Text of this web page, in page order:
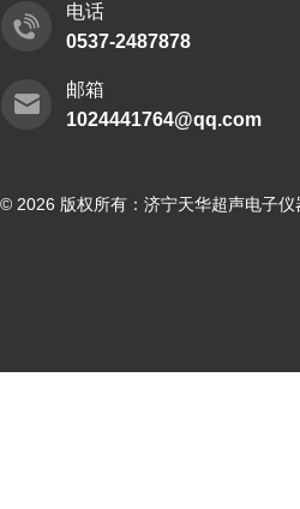
电话
0537-2487878
邮箱
1024441764@qq.com
© 2026 版权所有：济宁天华超声电子